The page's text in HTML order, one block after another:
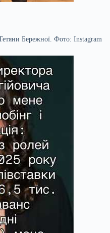
Бережної. Фото: Instagram